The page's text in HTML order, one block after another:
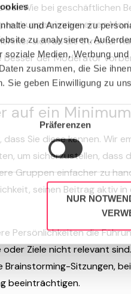
und Anzeigen zu
zu analysieren.
soziale Medien, Werbung
zusammen, die Sie
Sie geben Einwilligung zu
Präferenzen
NUR
Wie bei geschäftlichen
immer einen
sich an die Struktur
besser der Moderator
auf ein
Sie diese kennen. Wir
um sicherzustellen, dass
Gruppen einfacher zu
seinen Beitrag aktiv
Persönlichkeiten die
Ziele nicht relevant
Sitzungen,
beeinträchtigen.